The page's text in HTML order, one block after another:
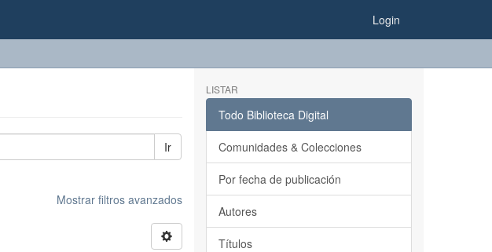
Login
Ir
Mostrar filtros avanzados
LISTAR
Todo Biblioteca Digital
Comunidades & Colecciones
Por fecha de publicación
Autores
Títulos